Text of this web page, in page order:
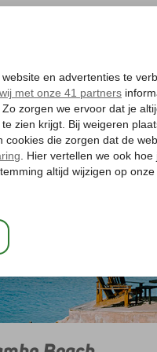
VERRE REIZEN
annuleren*